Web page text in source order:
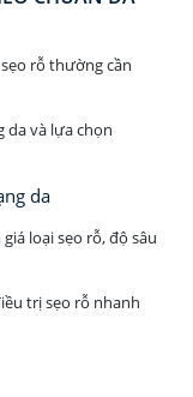
rỗ thường cần
da và lựa chọn
da
loại sẹo rỗ, độ sâu
trị sẹo rỗ nhanh